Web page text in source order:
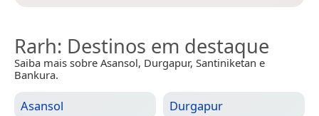
Rarh: Destinos em destaque
Saiba mais sobre Asansol, Durgapur, Santiniketan e
Bankura.
Asansol Durgapur